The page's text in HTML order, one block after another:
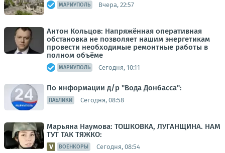
МАРИУПОЛЬ Вчера, 22:57
Антон Кольцов: Напряжённая оперативная
обстановка не позволяет нашим энергетикам
провести необходимые ремонтные работы в
полном объёме
МАРИУПОЛЬ Сегодня, 10:11
По информации д/р "Вода Донбасса":
ПАБЛИКИ Сегодня, 08:58
Марьяна Наумова: ТОШКОВКА, ЛУГАНЩИНА. НАМ
ТУТ ТАК ТЯЖКО:
ВОЕНКОРЫ Сегодня, 08:54